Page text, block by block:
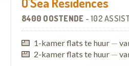
8400 OOSTENDE - 102
1-kamer flats te huur —
2-kamer flats te huur —